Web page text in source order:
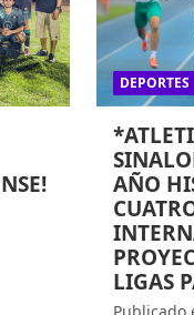
DEPORTES
AÑO
LIGAS